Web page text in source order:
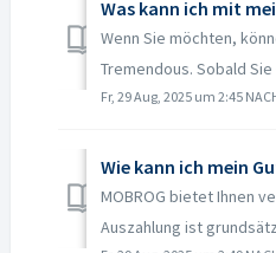
Was kann ich mit
Wenn Sie möchten,
Tremendous. Sobald
Fr, 29 Aug, 2025 um 2:45
Wie kann ich mein
MOBROG bietet Ihnen
Auszahlung ist